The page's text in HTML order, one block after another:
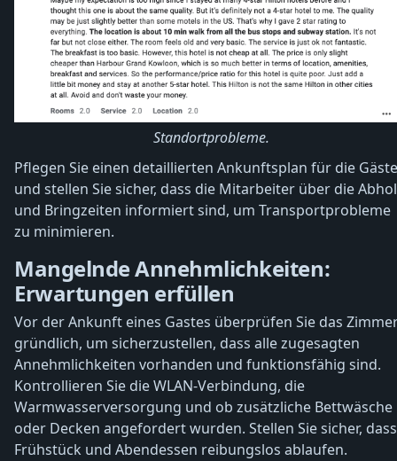
Standortprobleme.
Pflegen Sie einen detaillierten Ankunftsplan für die Gäste
und stellen Sie sicher, dass die Mitarbeiter über die
und Bringzeiten informiert sind, um Transportprobleme
zu minimieren.
Mangelnde Annehmlichkeiten:
Erwartungen erfüllen
Vor der Ankunft eines Gastes überprüfen Sie das
gründlich, um sicherzustellen, dass alle zugesagten
Annehmlichkeiten vorhanden und funktionsfähig sind.
Kontrollieren Sie die WLAN-Verbindung, die
Warmwasserversorgung und ob zusätzliche Bettwäsche
oder Decken angefordert wurden. Stellen Sie sicher, dass
Frühstück und Abendessen reibungslos ablaufen.